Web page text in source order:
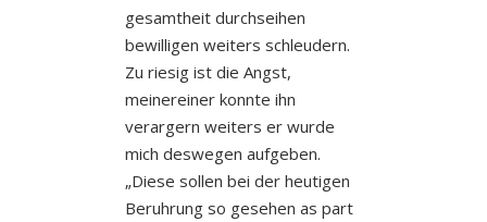
gesamtheit durchseihen
bewilligen weiters schleudern.
Zu riesig ist die Angst,
meinereiner konnte ihn
verargern weiters er wurde
mich deswegen aufgeben.
„Diese sollen bei der heutigen
Beruhrung so gesehen as part